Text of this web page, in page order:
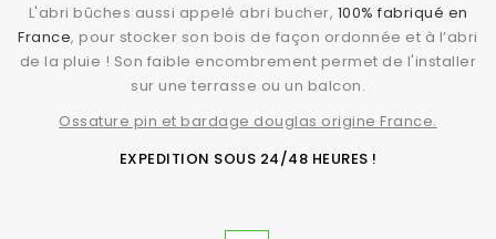
L'abri bûches aussi appelé abri bucher, 100% fabriqué en
France, pour stocker son bois de façon ordonnée et à l’abri
de la pluie ! Son faible encombrement permet de l'installer
sur une terrasse ou un balcon.
Ossature pin et bardage douglas origine France.
EXPEDITION SOUS 24/48 HEURES !